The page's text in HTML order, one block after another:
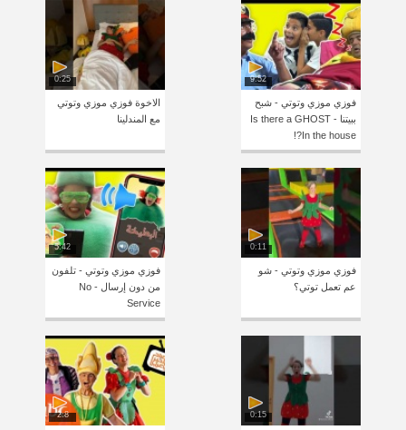
9:52
فوزي موزي وتوتي - شبح
ببيتنا - Is there a GHOST
In the house?!
0:25
الاخوة فوزي موزي وتوتي
مع المندلينا
0:11
فوزي موزي وتوتي - شو
عم تعمل توتي؟
5:42
فوزي موزي وتوتي - تلفون
من دون إرسال - No
Service
0:15
2:8